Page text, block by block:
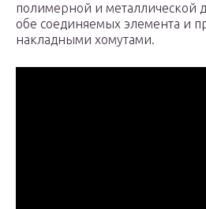
полимерной и металлической
обе соединяемых элемента и
накладными хомутами.